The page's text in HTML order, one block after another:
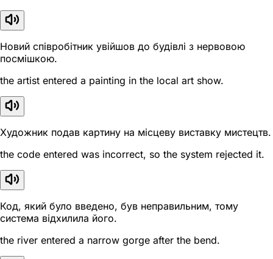
Новий співробітник увійшов до будівлі з нервовою
посмішкою.
the artist entered a painting in the local art show.
Художник подав картину на місцеву виставку мистецтв.
the code entered was incorrect, so the system rejected it.
Код, який було введено, був неправильним, тому
система відхилила його.
the river entered a narrow gorge after the bend.